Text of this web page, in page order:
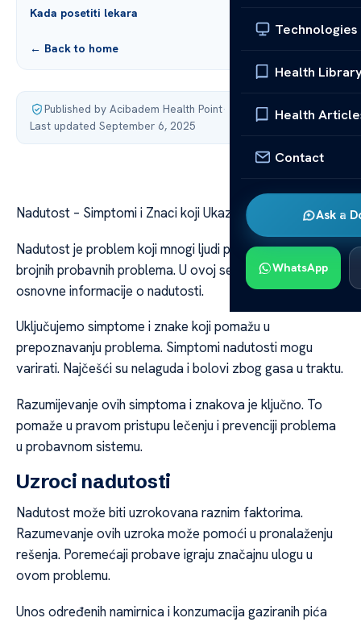
Technologies
Health
Health
Contact
Ask a
WhatsApp
Kada posetiti lekara
← Back to home
Published by Acibadem Health Point·
Last updated September 6, 2025
Nadutost – Simptomi i Znaci koji Ukazuju na Problem
Nadutost je problem koji mnogi ljudi pate. Može biti znak
brojnih probavnih problema. U ovoj sekciji, razmatramo
osnovne informacije o nadutosti.
Uključujemo simptome i znake koji pomažu u
prepoznavanju problema. Simptomi nadutosti mogu
varirati. Najčešći su nelaguda i bolovi zbog gasa u traktu.
Razumijevanje ovih simptoma i znakova je ključno. To
pomaže u pravom pristupu lečenju i prevenciji problema
u probavnom sistemu.
Uzroci nadutosti
Nadutost može biti uzrokovana raznim faktorima.
Razumevanje ovih uzroka može pomoći u pronalaženju
rešenja. Poremećaji probave igraju značajnu ulogu u
ovom problemu.
Unos određenih namirnica i konzumacija gaziranih pića